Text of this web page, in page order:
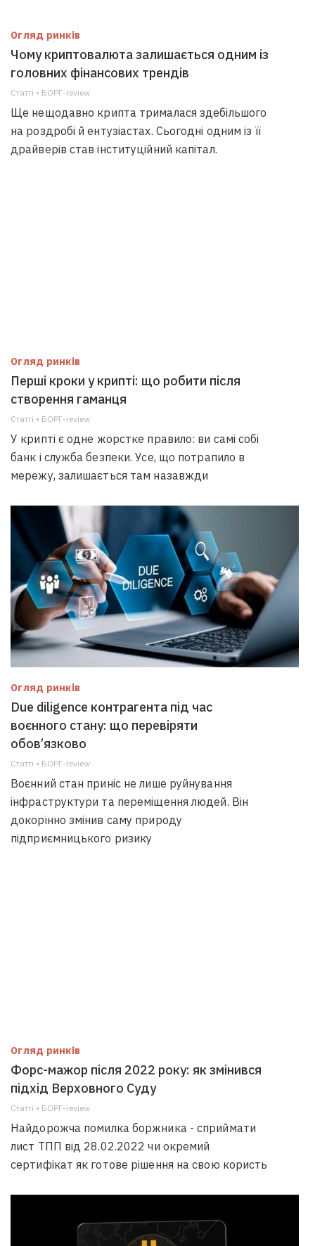
Огляд ринків
Чому криптовалюта залишається одним із
головних фінансових трендів
Статті • БОРГ-review
Ще нещодавно крипта трималася здебільшого
на роздробі й ентузіастах. Сьогодні одним із її
драйверів став інституційний капітал.
Огляд ринків
Перші кроки у крипті: що робити після
створення гаманця
Статті • БОРГ-review
У крипті є одне жорстке правило: ви самі собі
банк і служба безпеки. Усе, що потрапило в
мережу, залишається там назавжди
Огляд ринків
Due diligence контрагента під час
воєнного стану: що перевіряти
обов’язково
Статті • БОРГ-review
Воєнний стан приніс не лише руйнування
інфраструктури та переміщення людей. Він
докорінно змінив саму природу
підприємницького ризику
Огляд ринків
Форс-мажор після 2022 року: як змінився
підхід Верховного Суду
Статті • БОРГ-review
Найдорожча помилка боржника - сприймати
лист ТПП від 28.02.2022 чи окремий
сертифікат як готове рішення на свою користь